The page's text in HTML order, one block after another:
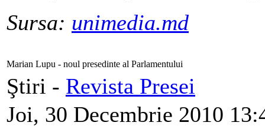
Sursa: unimedia.md
Marian Lupu - noul presedinte al Parlamentului
Ştiri - Revista Presei
Joi, 30 Decembrie 2010